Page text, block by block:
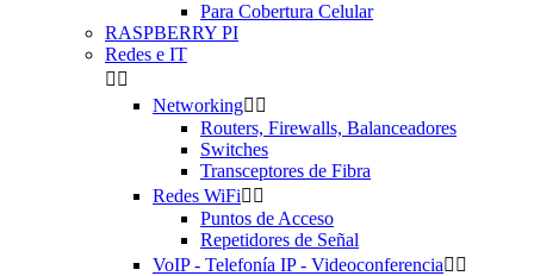
Para Cobertura Celular
RASPBERRY PI
Redes e IT
 
Networking 
Routers, Firewalls, Balanceadores
Switches
Transceptores de Fibra
Redes WiFi 
Puntos de Acceso
Repetidores de Señal
VoIP - Telefonía IP - Videoconferencia 